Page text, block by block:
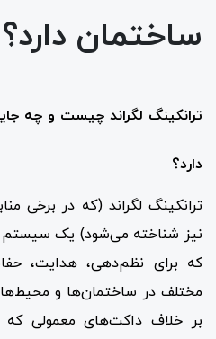
ساختمان دارد؟
ترانکینگ لگراند چیست و چه
دارد؟
ترانکینگ لگراند (که در برخی
نیز شناخته می‌شود) یک
که برای نظم‌دهی، هدایت،
مختلف در ساختمان‌ها و
بر خلاف داکت‌های معمولی